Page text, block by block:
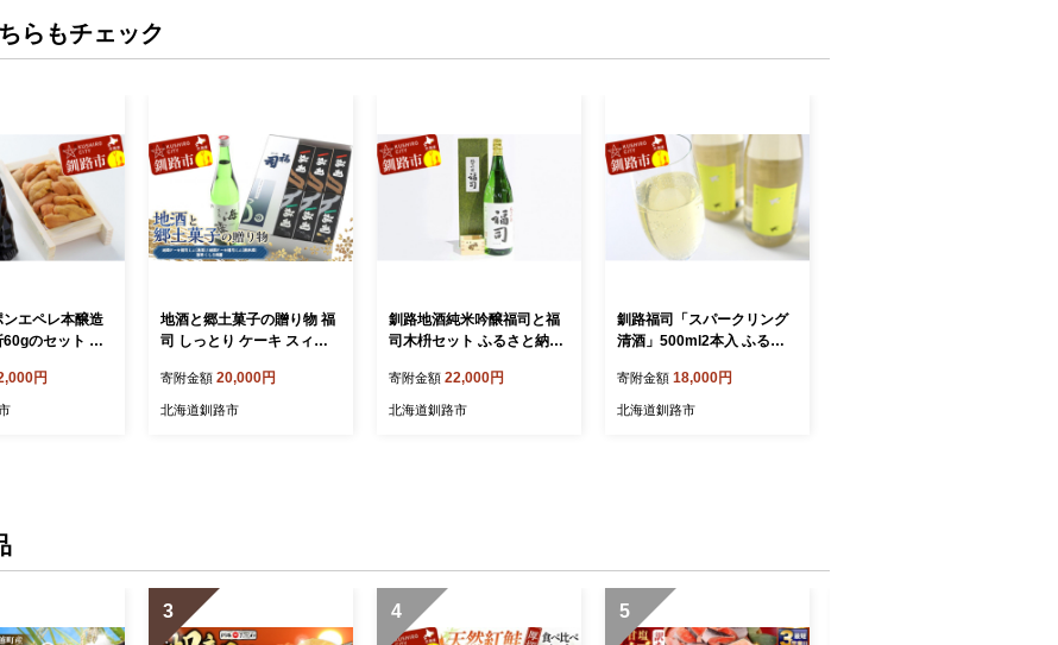
らもチェック
エペレ本醸造
60gのセット ふ
円
地酒と郷土菓子の贈り物 福
司 しっとり ケーキ スィー
贈答品 ギフト 冷凍 プレゼ
ント 酒 地酒 父の日 母の日
寄附金額 20,000円
北海道釧路市
釧路地酒純米吟醸福司と福
司木枡セット ふるさと納税
寄附金額 22,000円
北海道釧路市
釧路福司「スパークリング
清酒」500ml2本入 ふるさ
寄附金額 18,000円
北海道釧路市
3 4 5